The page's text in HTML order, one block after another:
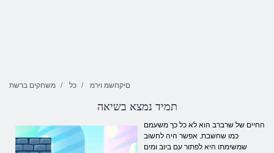
משחקים ברשת כל םיקחשמ וירמ
תמיד נמצא בשיאה
החיים של שרברב הוא לא כל כך משעמם
כמו שחשבת. אפשר היה לחשוב
שמשימתו היא לפתור עם ביוב ומים